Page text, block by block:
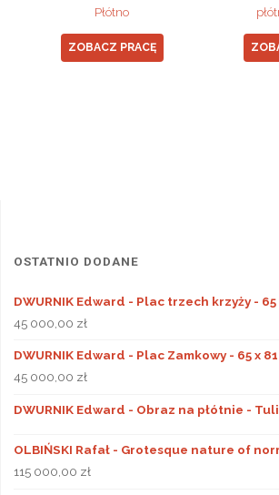
Płótno
ZOBACZ PRACĘ
OSTATNIO DODANE
DWURNIK Edward - Plac trzech krzyży - 65
45 000,00 zł
DWURNIK Edward - Plac Zamkowy - 65 x
45 000,00 zł
DWURNIK Edward - Obraz na płótnie -
OLBIŃSKI Rafał - Grotesque nature of
115 000,00 zł